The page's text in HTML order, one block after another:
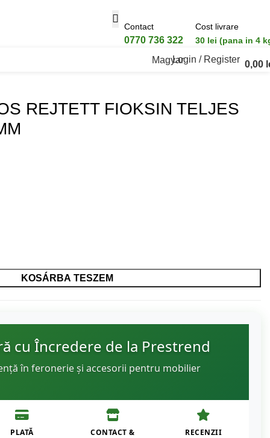
Contact
0770 736 322
Cost livrare
30 lei (pana in 4
MagyarLogin / Register 0,00
REJTETT FIOKSIN TELJES
KOSÁRBA TESZEM
cu Încredere de la Prestrend
în feronerie și accesorii pentru mobilier
PLATĂ
CONTACT &
RECENZII